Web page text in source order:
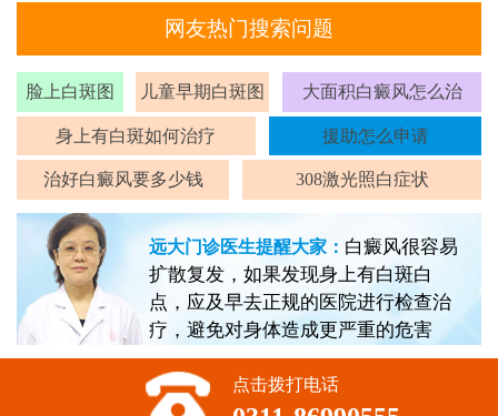
网友热门搜索问题
脸上白斑图 儿童早期白斑图 大面积白癜风怎么治
身上有白斑如何治疗 援助怎么申请
治好白癜风要多少钱 308激光照白症状
远大门诊医生提醒大家： 白癜风很容易
扩散复发，如果发现身上有白斑白
点，应及早去正规的医院进行检查治
疗，避免对身体造成更严重的危害
点击拨打电话